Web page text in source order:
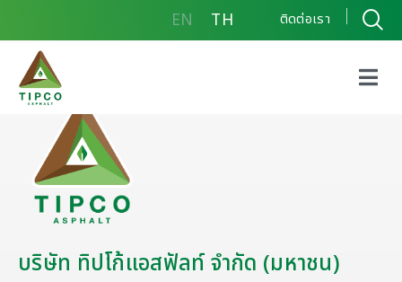
EN TH ติดต่อเรา
บริษัท ทิปโก้แอสฟัลท์ จำกัด (มหาชน)